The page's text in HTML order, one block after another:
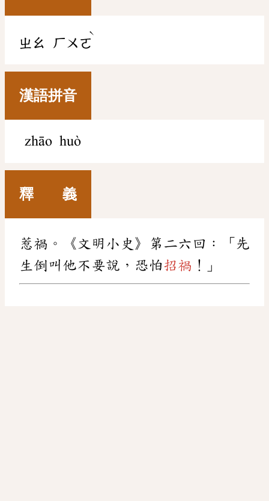
ㄓㄠ ㄏㄨㄛ
ˋ
漢語拼音
zhāo huò
釋 義
惹禍。《文明小史》第二六回：「先
生倒叫他不要說，恐怕招禍 ！」